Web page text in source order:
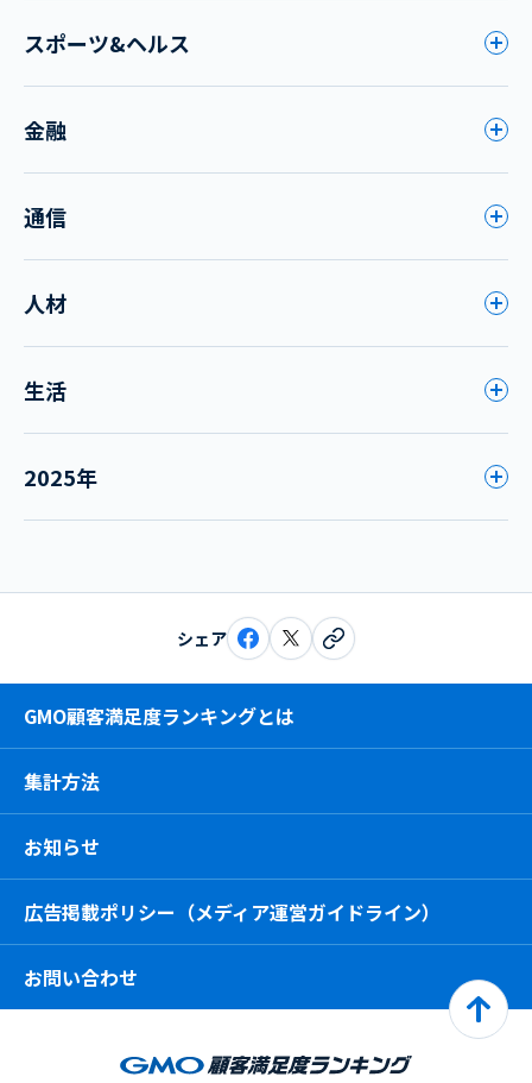
スポーツ&ヘルス
金融
通信
人材
生活
2025年
シェア
GMO顧客満足度ランキングとは
集計方法
お知らせ
広告掲載ポリシー（メディア運営ガイドライン）
お問い合わせ